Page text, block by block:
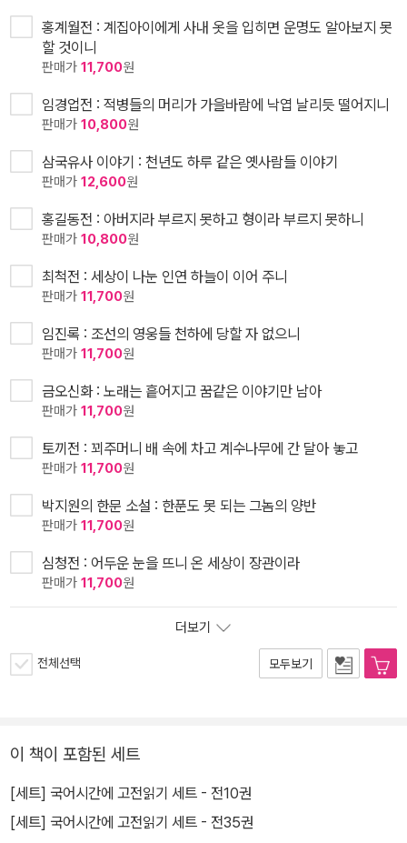
홍계월전 : 계집아이에게 사내 옷을 입히면 운명도 알아보지 못
할 것이니
판매가 11,700원
임경업전 : 적병들의 머리가 가을바람에 낙엽 날리듯 떨어지니
판매가 10,800원
삼국유사 이야기 : 천년도 하루 같은 옛사람들 이야기
판매가 12,600원
홍길동전 : 아버지라 부르지 못하고 형이라 부르지 못하니
판매가 10,800원
최척전 : 세상이 나눈 인연 하늘이 이어 주니
판매가 11,700원
임진록 : 조선의 영웅들 천하에 당할 자 없으니
판매가 11,700원
금오신화 : 노래는 흩어지고 꿈같은 이야기만 남아
판매가 11,700원
토끼전 : 꾀주머니 배 속에 차고 계수나무에 간 달아 놓고
판매가 11,700원
박지원의 한문 소설 : 한푼도 못 되는 그놈의 양반
판매가 11,700원
심청전 : 어두운 눈을 뜨니 온 세상이 장관이라
판매가 11,700원
더보기
전체선택 모두보기
이 책이 포함된 세트
[세트] 국어시간에 고전읽기 세트 - 전10권
[세트] 국어시간에 고전읽기 세트 - 전35권